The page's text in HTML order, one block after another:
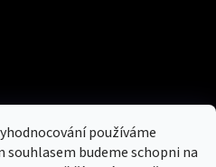
používáme
budeme schopni na